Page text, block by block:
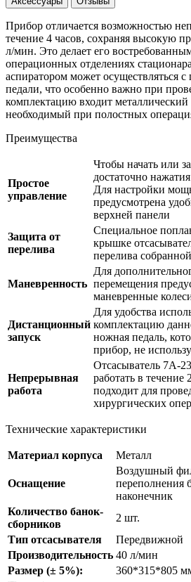
Прибор отличается возможностью
течение 4 часов, сохраняя высокую
л/мин. Это делает его
операционных отделениях
аспиратором может осуществляться
педали, что особенно важно при
комплектацию входит металлический
необходимый при полостных
Преимущества
Простое
управление
Чтобы начать или
достаточно
Для настройки
предусмотрена
верхней панели
Защита от
перелива
Специальное
крышке
перелива
Маневренность
Для
перемещения
маневренные
Дистанционный
запуск
Для удобства
комплектацию
ножная педаль,
прибор, не
Непрерывная
работа
Отсасыватель 7A-
работать в
подходит для
хирургических
Технические характеристики
Материал корпуса Металл
Оснащение
Воздушный
переполнения
наконечник
Количество банок-
сборников
2 шт.
Тип отсасывателя
Передвижной
Производительность 40 л/мин
Размер (± 5%):
360*315*805